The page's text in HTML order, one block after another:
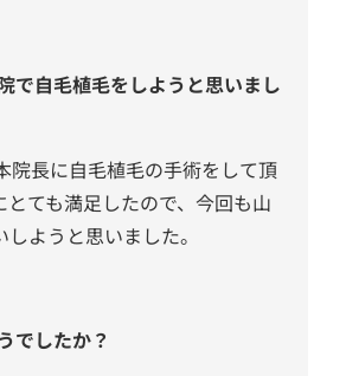
自毛植毛をしようと思いまし
院長に自毛植毛の手術をして頂
とても満足したので、今回も山
ようと思いました。
でしたか？